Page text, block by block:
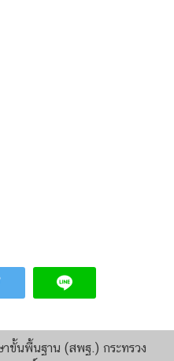
ขั้นพื้นฐาน (สพฐ.) กระทรวง